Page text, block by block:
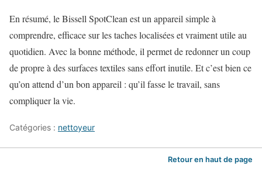
En résumé, le Bissell SpotClean est un appareil simple à
comprendre, efficace sur les taches localisées et vraiment utile au
quotidien. Avec la bonne méthode, il permet de redonner un coup
de propre à des surfaces textiles sans effort inutile. Et c’est bien ce
qu’on attend d’un bon appareil : qu’il fasse le travail, sans
compliquer la vie.
Catégories : nettoyeur
Retour en haut de page